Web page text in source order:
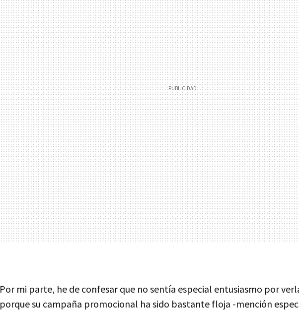
Por mi parte, he de confesar que no sentía especial entusiasmo por
porque su campaña promocional ha sido bastante floja -mención